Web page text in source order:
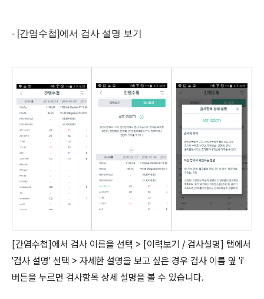
- [간염수첩]에서 검사 설명 보기
[간염수첩]에서 검사 이름을 선택 > [이력보기 / 검사설명] 탭에서
'검사 설명' 선택 > 자세한 설명을 보고 싶은 경우 검사 이름 옆 'i'
버튼을 누르면 검사항목 상세 설명을 볼 수 있습니다.